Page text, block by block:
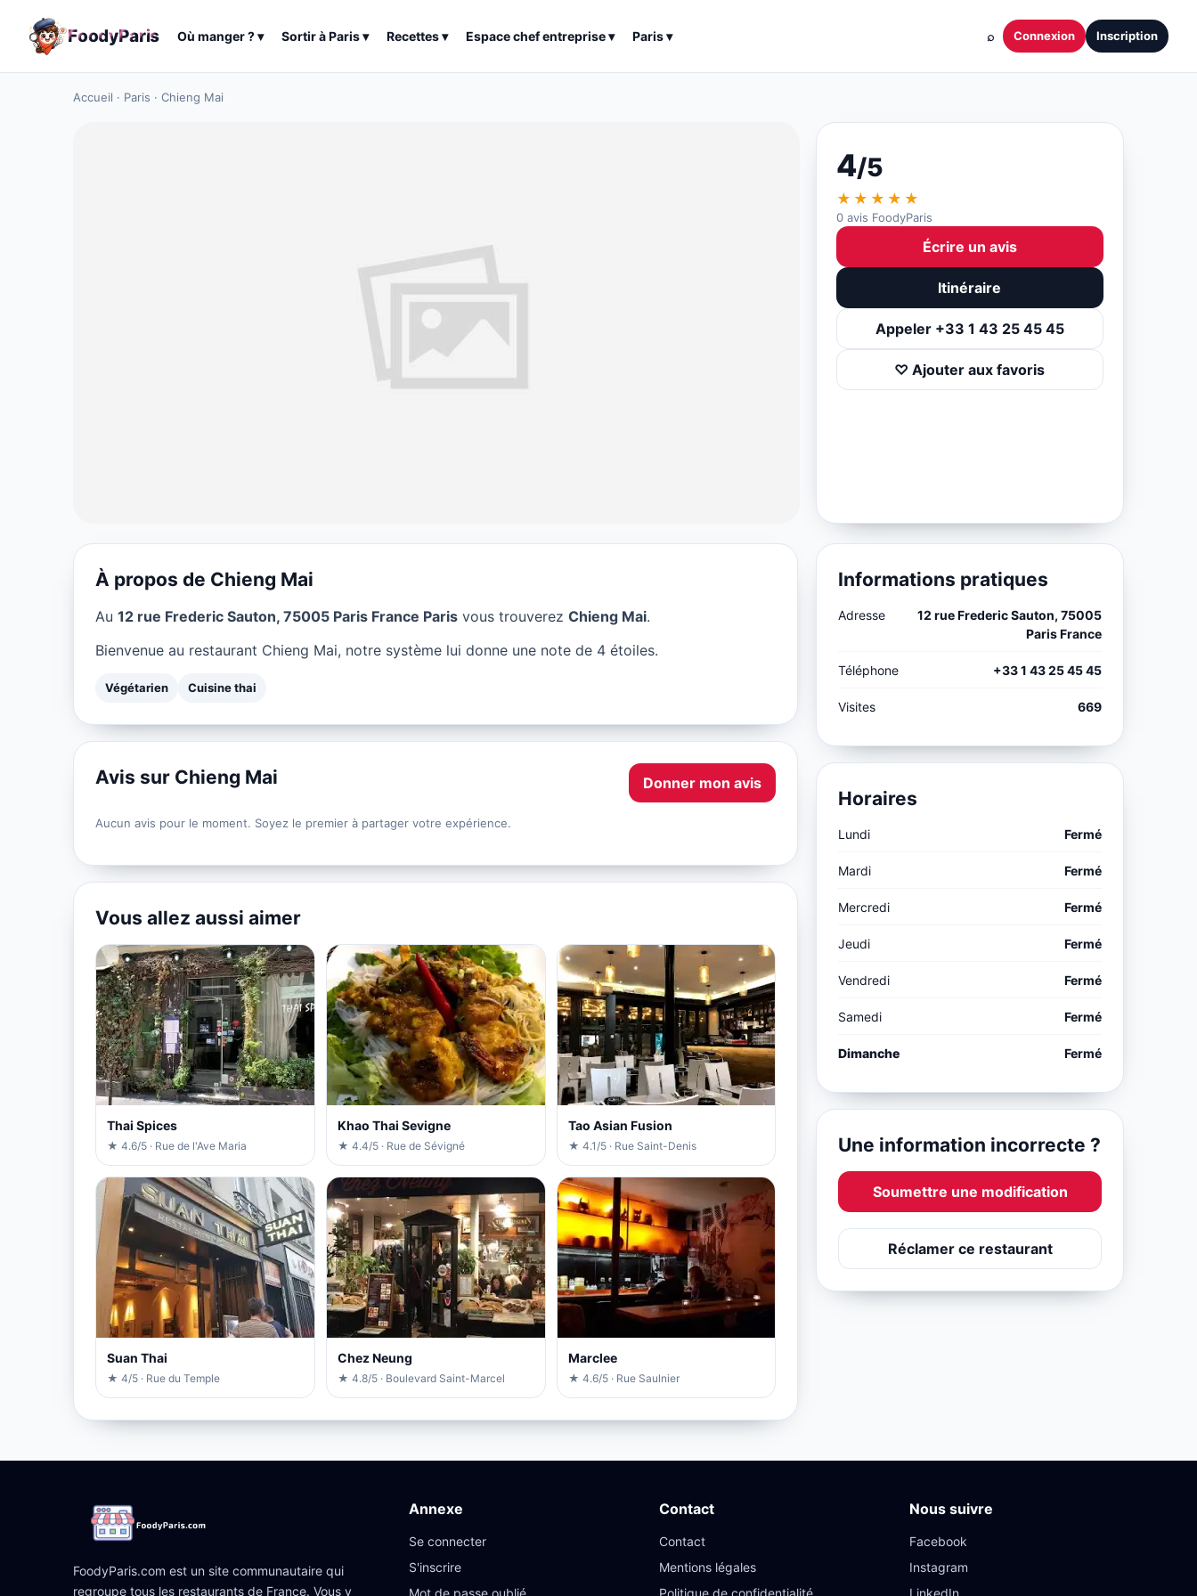
FoodyParis Où manger ?▾ Sortir àParis▾ Recettes▾ Espace chef entreprise▾ Paris▾ ⌕ Connexion Inscription
Accueil · Paris · Chieng Mai
Chieng Mai à Paris
★ 4/5
4/5
★★★★★
0 avis FoodyParis
Écrire un avis
Itinéraire
Appeler +33 1 43 25 45 45
♡ Ajouter aux favoris
À propos de Chieng Mai
Au 12 rue Frederic Sauton, 75005 Paris France Paris vous trouverez Chieng Mai.
Bienvenue au restaurant Chieng Mai, notre système lui donne une note de 4 étoiles.
Végétarien Cuisine thai
Avis sur Chieng Mai Donner mon avis
Aucun avis pour le moment. Soyez le premier à partager votre expérience.
Vous allez aussi aimer
Thai Spices
★ 4.6/5 · Rue de l'Ave Maria
Khao Thai Sevigne
★ 4.4/5 · Rue de Sévigné
Tao Asian Fusion
★ 4.1/5 · Rue Saint-Denis
Suan Thai
★ 4/5 · Rue du Temple
Chez Neung
★ 4.8/5 · Boulevard Saint-Marcel
Marclee
★ 4.6/5 · Rue Saulnier
Informations pratiques
Adresse
12 rue Frederic Sauton, 75005
Paris France
Téléphone +33 1 43 25 45 45
Visites 669
Horaires
Lundi Fermé
Mardi Fermé
Mercredi Fermé
Jeudi Fermé
Vendredi Fermé
Samedi Fermé
Dimanche Fermé
Une information incorrecte ?
Soumettre une modification
Réclamer ce restaurant
FoodyParis.com est un site communautaire qui
regroupe tous les restaurants de France. Vous y
Annexe
Se connecter
S'inscrire
Mot de passe oublié
Contact
Contact
Mentions légales
Politique de confidentialité
Nous suivre
Facebook
Instagram
LinkedIn